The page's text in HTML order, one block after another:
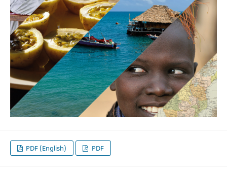
PDF (English) PDF